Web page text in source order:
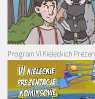
Program VI Kieleckich